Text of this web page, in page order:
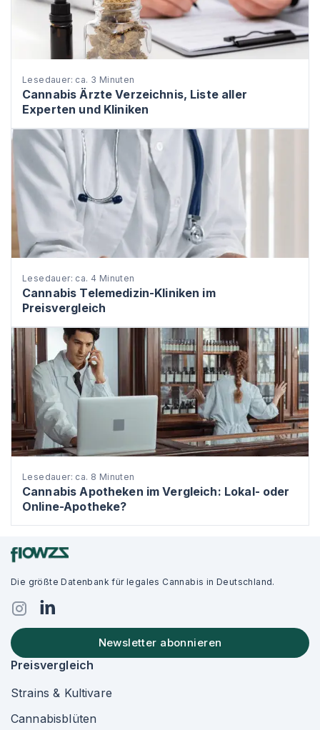
Lesedauer: ca. 3 Minuten
Cannabis Ärzte Verzeichnis, Liste aller
Experten und Kliniken
Lesedauer: ca. 4 Minuten
Cannabis Telemedizin-Kliniken im
Preisvergleich
Lesedauer: ca. 8 Minuten
Cannabis Apotheken im Vergleich: Lokal- oder
Online-Apotheke?
Die größte Datenbank für legales Cannabis in Deutschland.
Newsletter abonnieren
Preisvergleich
Strains & Kultivare
Cannabisblüten